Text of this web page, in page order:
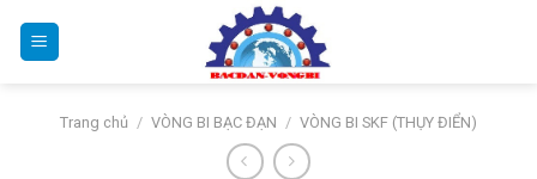
Trang chủ / VÒNG BI BẠC ĐẠN / VÒNG BI SKF (THỤY ĐIỂN)